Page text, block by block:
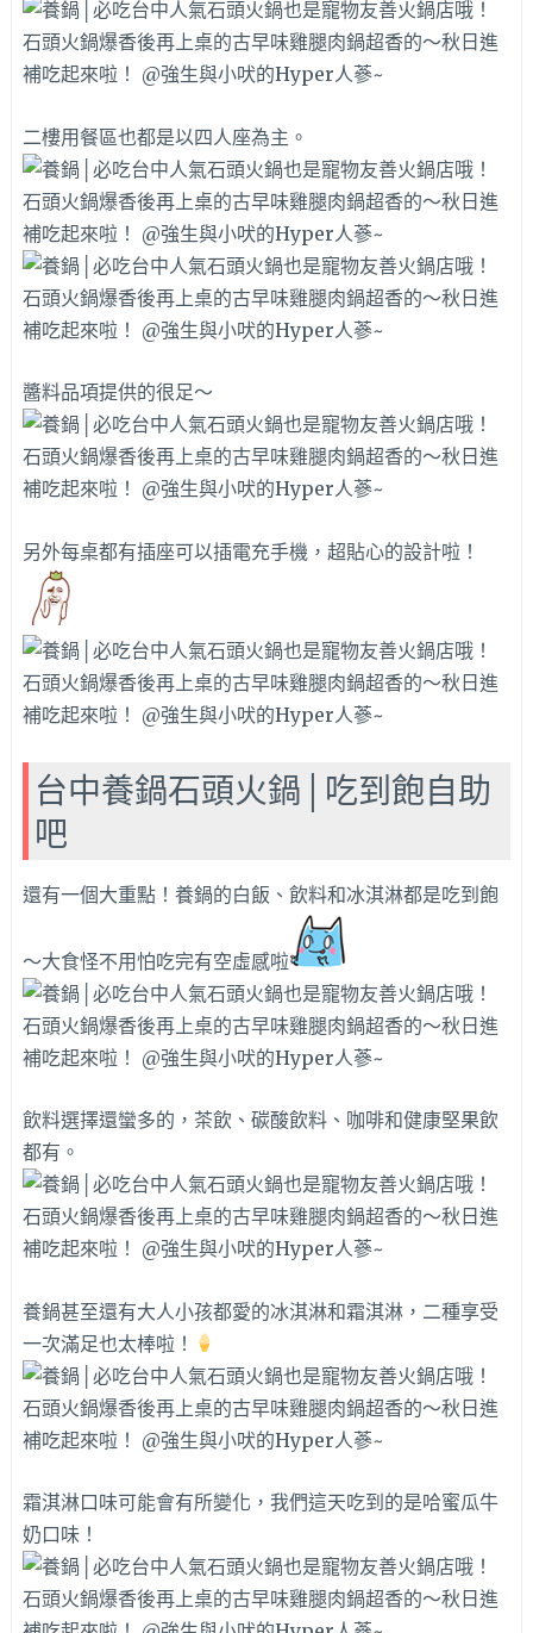
二樓用餐區也都是以四人座為主。
醬料品項提供的很足～
另外每桌都有插座可以插電充手機，超貼心的設計啦！
台中養鍋石頭火鍋│吃到飽自助
吧
還有一個大重點！養鍋的白飯、飲料和冰淇淋都是吃到飽
～大食怪不用怕吃完有空虛感啦
飲料選擇還蠻多的，茶飲、碳酸飲料、咖啡和健康堅果飲
都有。
養鍋甚至還有大人小孩都愛的冰淇淋和霜淇淋，二種享受
一次滿足也太棒啦！
霜淇淋口味可能會有所變化，我們這天吃到的是哈蜜瓜牛
奶口味！